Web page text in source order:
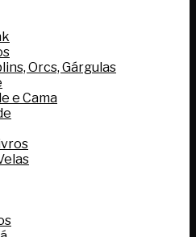
Orcs, Gárgulas
e Cama